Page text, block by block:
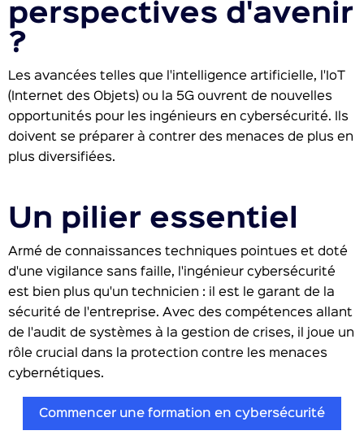
perspectives d'avenir
?
Les avancées telles que l'intelligence artificielle, l'IoT
(Internet des Objets) ou la 5G ouvrent de nouvelles
opportunités pour les ingénieurs en cybersécurité. Ils
doivent se préparer à contrer des menaces de plus en
plus diversifiées.
Un pilier essentiel
Armé de connaissances techniques pointues et doté
d'une vigilance sans faille, l'ingénieur cybersécurité
est bien plus qu'un technicien : il est le garant de la
sécurité de l'entreprise. Avec des compétences allant
de l'audit de systèmes à la gestion de crises, il joue un
rôle crucial dans la protection contre les menaces
cybernétiques.
Commencer une formation en cybersécurité